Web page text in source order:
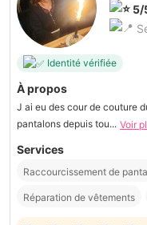
5/
Identité vérifiée
À propos
J ai eu des cour de couture
pantalons depuis tou... Voir
Services
Raccourcissement de
Réparation de vêtements